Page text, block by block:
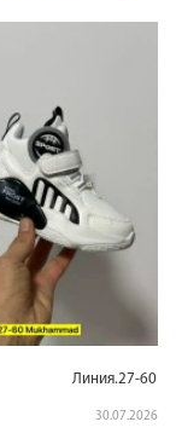
Линия.27-60
30.07.2026